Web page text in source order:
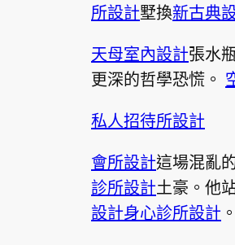
所設計墅換新古典
天母室內設計張水
更深的哲學恐慌。
私人招待所設計
會所設計這場混亂
診所設計土豪。他
設計身心診所設計 。